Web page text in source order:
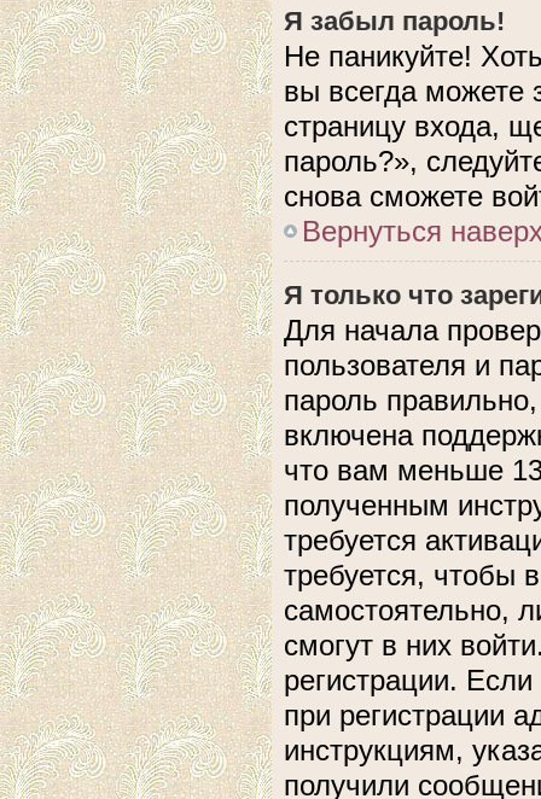
Я забыл пароль!
Не паникуйте!
вы всегда можете
страницу входа,
пароль?»,
снова сможете
Вернуться
Я только что
Для начала
пользователя и
пароль
включена
что вам меньше
полученным
требуется
требуется, чтобы
самостоятельно,
смогут в них
регистрации.
при регистрации
инструкциям,
получили